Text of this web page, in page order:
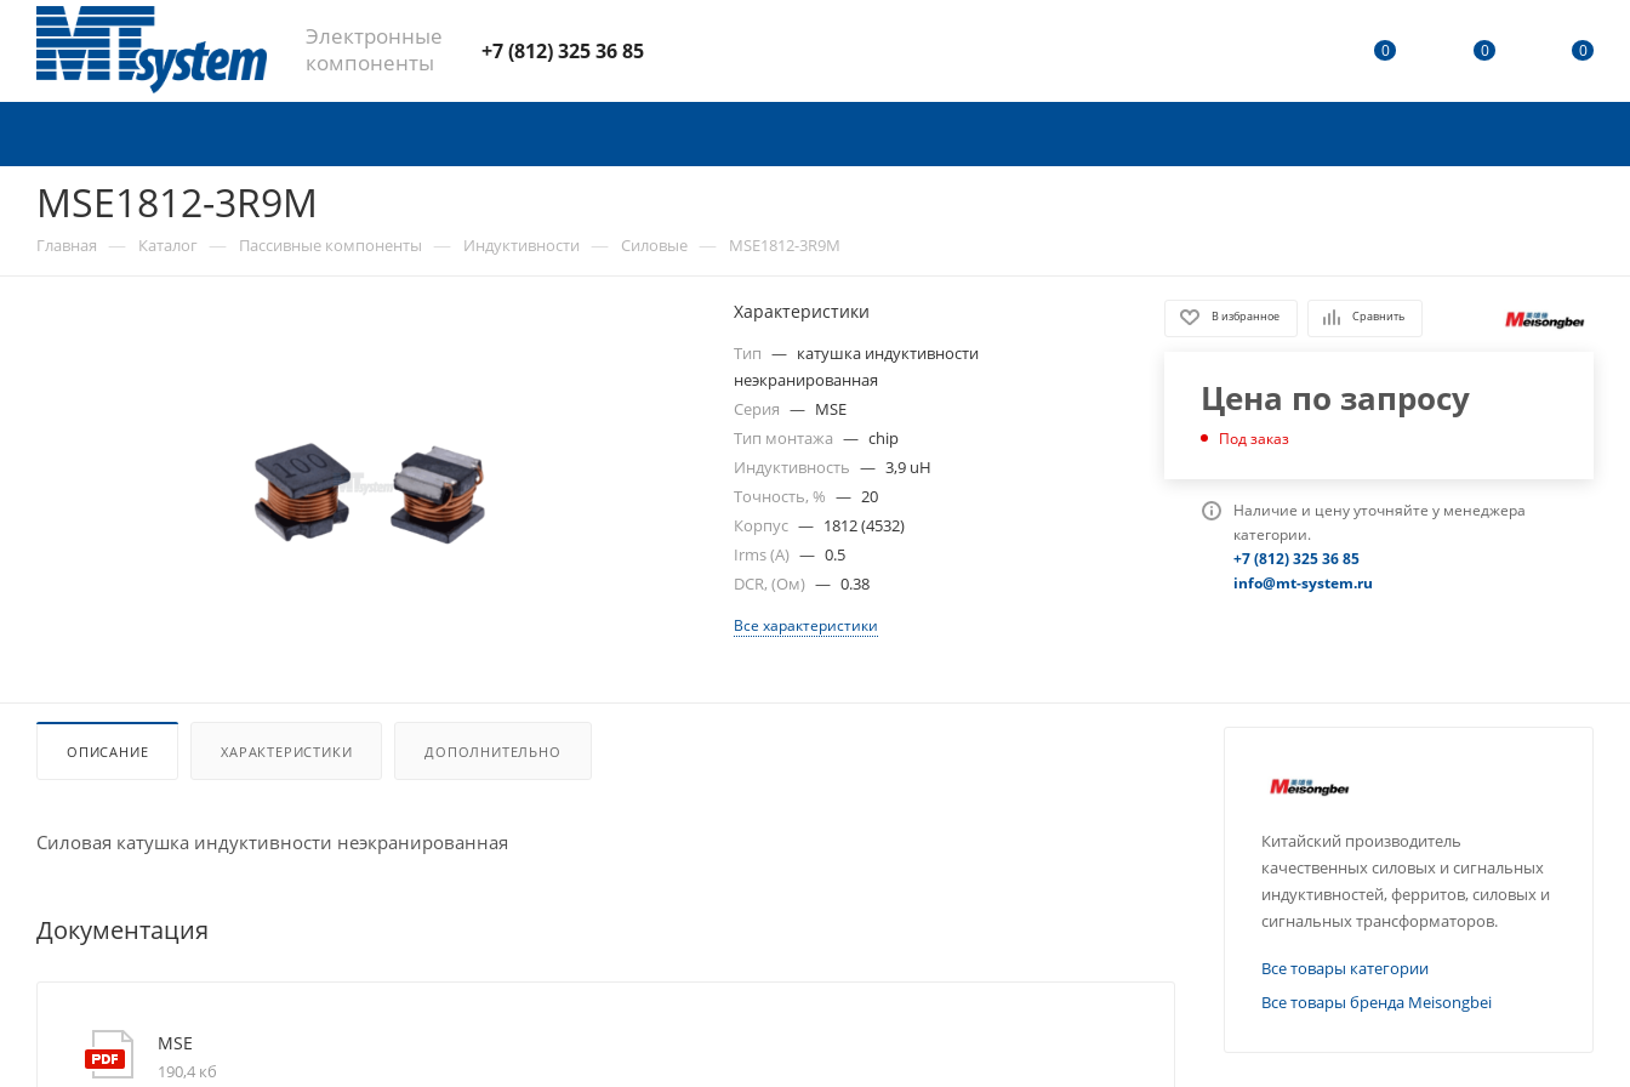
Электронные
компоненты
+7 (812) 325 36 85 0 0 0
MSE1812-3R9M
Главная — Каталог — Пассивные компоненты — Индуктивности — Силовые — MSE1812-3R9M
Характеристики
Тип — катушка индуктивности
неэкранированная
Серия — MSE
Тип монтажа — chip
Индуктивность — 3,9 uH
Точность, % — 20
Корпус — 1812 (4532)
Irms (A) — 0.5
DCR, (Ом) — 0.38
Все характеристики
В избранное Сравнить
Цена по запросу
Под заказ
Наличие и цену уточняйте у менеджера
категории.
+7 (812) 325 36 85
info@mt-system.ru
ОПИСАНИЕ ХАРАКТЕРИСТИКИ ДОПОЛНИТЕЛЬНО
Силовая катушка индуктивности неэкранированная
Документация
MSE
190,4 кб
Китайский производитель
качественных силовых и сигнальных
индуктивностей, ферритов, силовых и
сигнальных трансформаторов.
Все товары категории
Все товары бренда Meisongbei